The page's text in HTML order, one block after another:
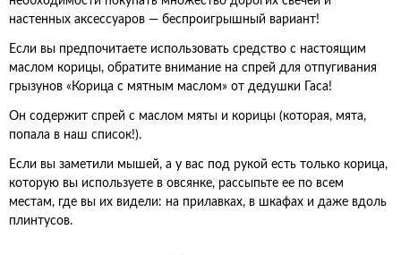
настенных аксессуаров — беспроигрышный вариант!
Если вы предпочитаете использовать средство с настоящим
маслом корицы, обратите внимание на спрей для отпугивания
грызунов «Корица с мятным маслом» от дедушки Гаса!
Он содержит спрей с маслом мяты и корицы (которая, мята,
попала в наш список!).
Если вы заметили мышей, а у вас под рукой есть только корица,
которую вы используете в овсянке, рассыпьте ее по всем
местам, где вы их видели: на прилавках, в шкафах и даже вдоль
плинтусов.